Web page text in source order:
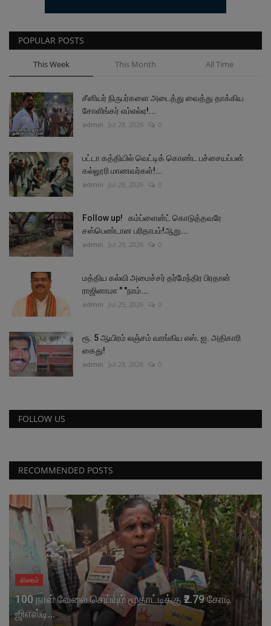
POPULAR POSTS
This Week This Month All Time
சீனியர் நிருபர்களை அடைத்து வைத்து தாக்கிய
சோளிங்கர் எம்எல்ஏ!...
admin Jul 28, 2026 0
பட்டா கத்தியில் வெட்டிக் கொண்ட பச்சையப்பன்
கல்லூரி மாணவர்கள்!...
admin Jul 28, 2026 0
Follow up! கம்ப்ளைன்ட் கொடுத்தவரே
சஸ்பெண்டான பரிதாபம்!ஆறு...
admin Jul 29, 2026 0
மத்திய கல்வி அமைச்சர் தர்மேந்திர பிரதான்
ராஜினாமா " "நாம்...
admin Jul 25, 2026 0
ரூ. 5 ஆயிரம் லஞ்சம் வாங்கிய எஸ். ஐ. அதிகாரி
கைது!
admin Jul 28, 2026 0
FOLLOW US
RECOMMENDED POSTS
கிரைம்
100 நாள் வேலை செய்யும் மூதாட்டிக்கு ₹2.79 கோடி
ஜிஎஸ்டி...